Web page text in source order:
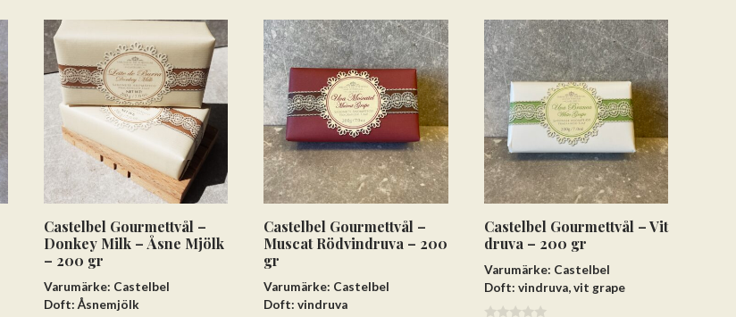
Castelbel Gourmettvål –
Donkey Milk – Åsne Mjölk
– 200 gr
Varumärke: Castelbel
Doft: Åsnemjölk
Castelbel Gourmettvål –
Muscat Rödvindruva – 200
gr
Varumärke: Castelbel
Doft: vindruva
Castelbel Gourmettvål – Vit
druva – 200 gr
Varumärke: Castelbel
Doft: vindruva, vit grape